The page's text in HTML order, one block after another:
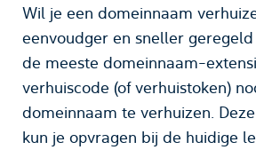
Wil je een domeinnaam
eenvoudger en sneller
de meeste domeinnaam-extensies heb je een
verhuiscode (of verhuistoken)
domeinnaam te verhuizen. Deze code (of token)
kun je opvragen bij de huidige